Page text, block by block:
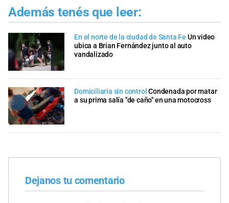
Además tenés que leer:
En el norte de la ciudad de Santa Fe Un video
ubica a Brian Fernández junto al auto
vandalizado
Domiciliaria sin control Condenada por matar
a su prima salía "de caño" en una motocross
Dejanos tu comentario